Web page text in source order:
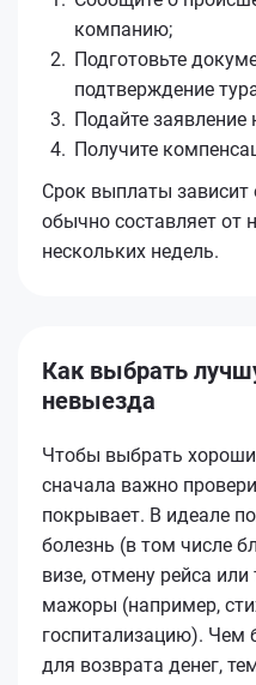
компанию;
Подготовьте
подтверждение
Подайте заявление
Получите
Срок выплаты зависит
обычно составляет от
нескольких недель.
Как выбрать
невыезда
Чтобы выбрать
сначала важно
покрывает. В идеале
болезнь (в том числе
визе, отмену рейса
мажоры (например,
госпитализацию). Чем
для возврата денег,